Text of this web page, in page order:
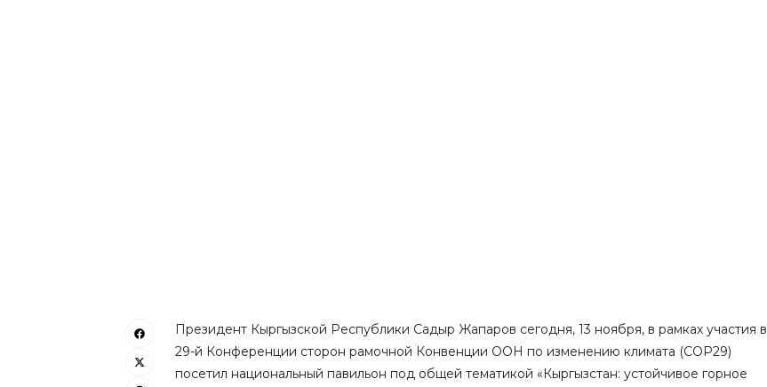
Президент Кыргызской Республики Садыр Жапаров сегодня, 13 ноября, в рамках участия в
29-й Конференции сторон рамочной Конвенции ООН по изменению климата (COP29)
посетил национальный павильон под общей тематикой «Кыргызстан: устойчивое горное